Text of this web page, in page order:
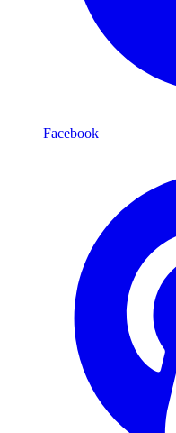
Facebook